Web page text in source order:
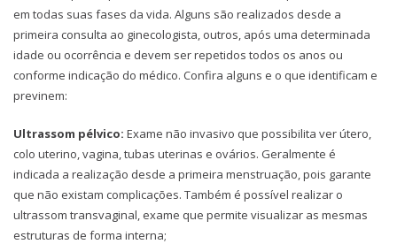
em todas suas fases da vida. Alguns são realizados desde a
primeira consulta ao ginecologista, outros, após uma determinada
idade ou ocorrência e devem ser repetidos todos os anos ou
conforme indicação do médico. Confira alguns e o que identificam e
previnem:
Ultrassom pélvico: Exame não invasivo que possibilita ver útero,
colo uterino, vagina, tubas uterinas e ovários. Geralmente é
indicada a realização desde a primeira menstruação, pois garante
que não existam complicações. Também é possível realizar o
ultrassom transvaginal, exame que permite visualizar as mesmas
estruturas de forma interna;